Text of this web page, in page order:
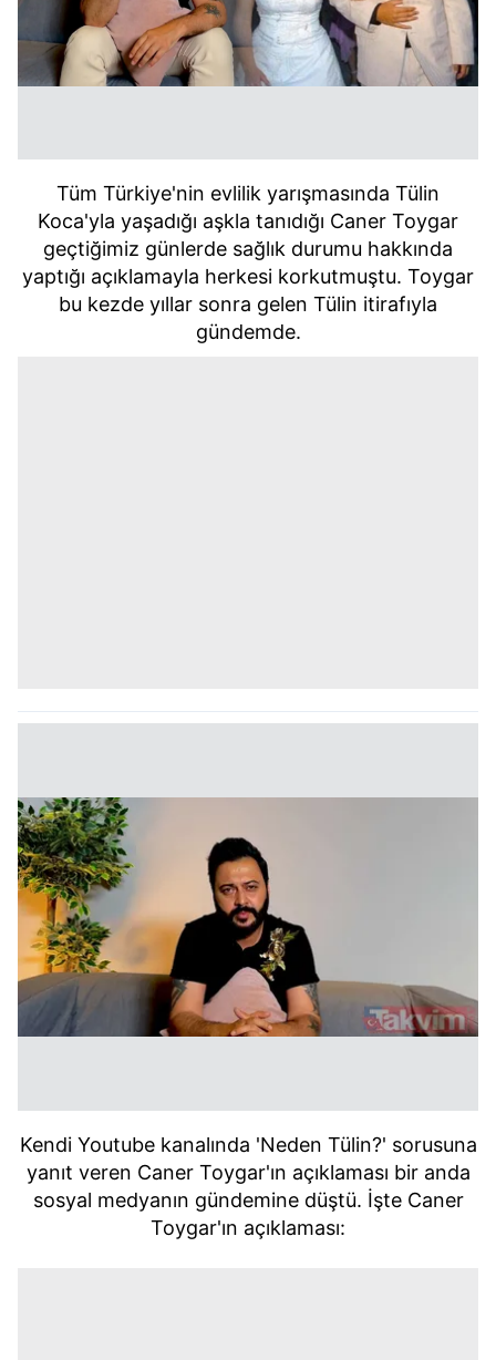
Tüm Türkiye'nin evlilik yarışmasında Tülin
Koca'yla yaşadığı aşkla tanıdığı Caner Toygar
geçtiğimiz günlerde sağlık durumu hakkında
yaptığı açıklamayla herkesi korkutmuştu. Toygar
bu kezde yıllar sonra gelen Tülin itirafıyla
gündemde.
Kendi Youtube kanalında 'Neden Tülin?' sorusuna
yanıt veren Caner Toygar'ın açıklaması bir anda
sosyal medyanın gündemine düştü. İşte Caner
Toygar'ın açıklaması: